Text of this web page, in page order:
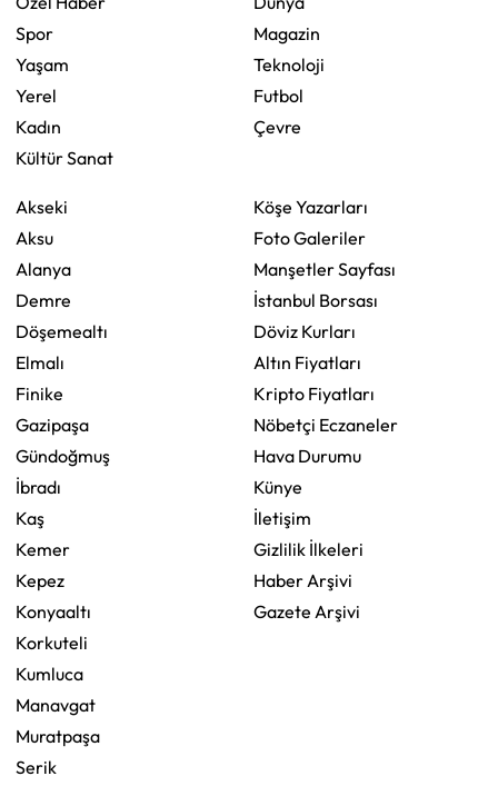
Spor
Yaşam
Yerel
Kadın
Kültür Sanat
Magazin
Teknoloji
Futbol
Çevre
Akseki
Aksu
Alanya
Demre
Döşemealtı
Elmalı
Finike
Gazipaşa
Gündoğmuş
İbradı
Kaş
Kemer
Kepez
Konyaaltı
Korkuteli
Kumluca
Manavgat
Muratpaşa
Serik
Köşe Yazarları
Foto Galeriler
Manşetler Sayfası
İstanbul Borsası
Döviz Kurları
Altın Fiyatları
Kripto Fiyatları
Nöbetçi Eczaneler
Hava Durumu
Künye
İletişim
Gizlilik İlkeleri
Haber Arşivi
Gazete Arşivi